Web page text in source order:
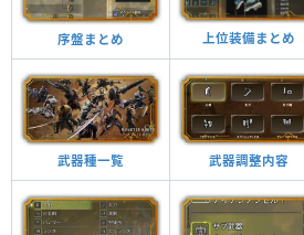
序盤まとめ 上位装備まとめ
武器種一覧 武器調整内容